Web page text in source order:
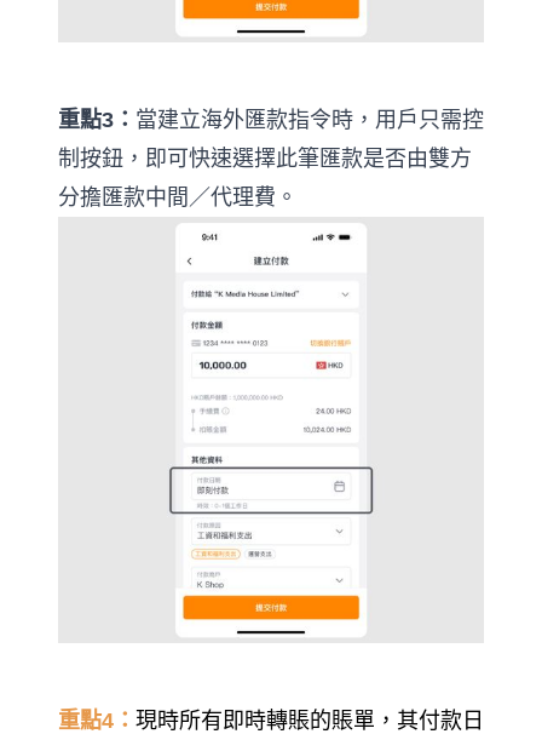
重點3： 當建立海外匯款指令時，用戶只需控
制按鈕，即可快速選擇此筆匯款是否由雙方
分擔匯款中間／代理費。
重點4： 現時所有即時轉賬的賬單，其付款日